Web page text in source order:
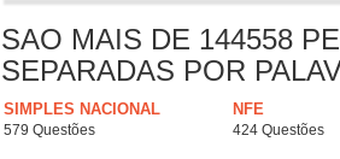
SAO MAIS DE 144558
SEPARADAS POR
SIMPLES NACIONAL
579 Questões
NFE
424 Questões